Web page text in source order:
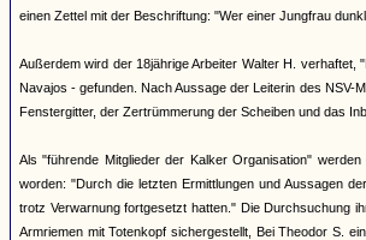
einen Zettel mit der Beschriftung: "Wer einer Jungfrau
Außerdem wird der 18jährige Arbeiter Walter H. verhaftet,
Navajos - gefunden. Nach Aussage der Leiterin des
Fenstergitter, der Zertrümmerung der Scheiben und das
Als "führende Mitglieder der Kalker Organisation"
worden: "Durch die letzten Ermittlungen und Aussagen
trotz Verwarnung fortgesetzt hatten." Die Durchsuchung
Armriemen mit Totenkopf sichergestellt, Bei Theodor S.